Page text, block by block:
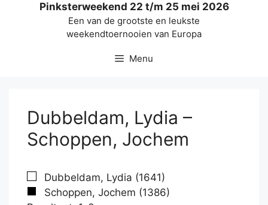
Pinksterweekend 22 t/m 25 mei 2026
Een van de grootste en leukste
weekendtoernooien van Europa
Menu
Dubbeldam, Lydia –
Schoppen, Jochem
Dubbeldam, Lydia (1641)
Schoppen, Jochem (1386)